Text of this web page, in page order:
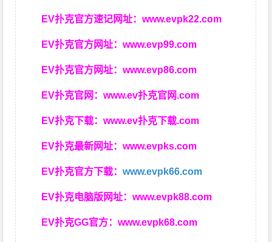
EV扑克官方速记网址：www.evpk22.com
EV扑克官方网址：www.evp99.com
EV扑克官方网址：www.evp86.com
EV扑克官网：www.ev扑克官网.com
EV扑克下载：www.ev扑克下载.com
EV扑克最新网址：www.evpks.com
EV扑克官方下载：www.evpk66.com
EV扑克电脑版网址：www.evpk88.com
EV扑克GG官方：www.evpk68.com